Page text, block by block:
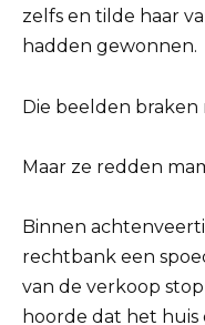
zelfs en tilde haar
hadden gewonnen.
Die beelden braken
Maar ze redden
Binnen
rechtbank een
van de verkoop
hoorde dat het